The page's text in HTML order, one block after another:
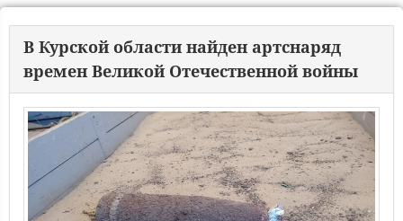
В Курской области найден артснаряд
времен Великой Отечественной войны